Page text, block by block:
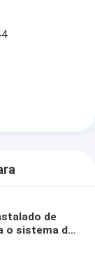
de
o sistema de